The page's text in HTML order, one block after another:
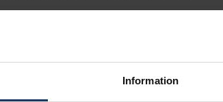
Information